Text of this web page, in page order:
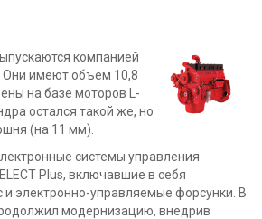
компанией
Они имеют объем 10,8
на базе моторов L-
остался такой же, но
(на 11 мм).
системы управления
Plus, включавшие в себя
и электронно-управляемые форсунки. В
модернизацию, внедрив